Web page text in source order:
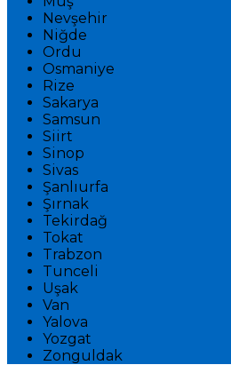
Nevşehir
Niğde
Ordu
Osmaniye
Rize
Sakarya
Samsun
Siirt
Sinop
Sivas
Şanlıurfa
Şırnak
Tekirdağ
Tokat
Trabzon
Tunceli
Uşak
Van
Yalova
Yozgat
Zonguldak